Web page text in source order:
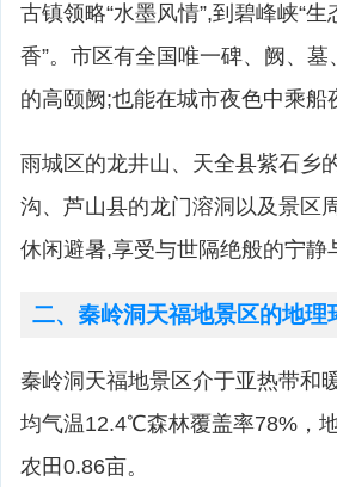
古镇领略“水墨风情”,到碧峰峡“
香”。市区有全国唯一碑、阙、
的高颐阙;也能在城市夜色中乘
雨城区的龙井山、天全县紫石乡
沟、芦山县的龙门溶洞以及景区
休闲避暑,享受与世隔绝般的宁静
二、秦岭洞天福地景区的地理
秦岭洞天福地景区介于亚热带和
均气温12.4℃森林覆盖率78%，
农田0.86亩。